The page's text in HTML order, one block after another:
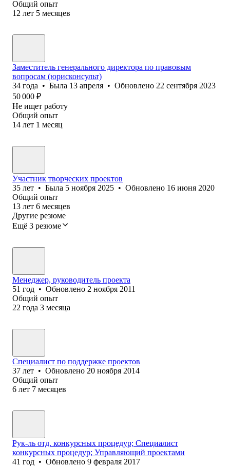
Общий опыт
12 лет 5 месяцев
Заместитель генерального директора по правовым
вопросам (юрисконсульт)
34 года • Была 13 апреля • Обновлено 22 сентября 2023
50 000 ₽
Не ищет работу
Общий опыт
14 лет 1 месяц
Участник творческих проектов
35 лет • Была 5 ноября 2025 • Обновлено 16 июня 2020
Общий опыт
13 лет 6 месяцев
Другие резюме
Ещё 3 резюме
Менеджер, руководитель проекта
51 год • Обновлено 2 ноября 2011
Общий опыт
22 года 3 месяца
Специалист по поддержке проектов
37 лет • Обновлено 20 ноября 2014
Общий опыт
6 лет 7 месяцев
Рук-ль отд. конкурсных процедур; Специалист
конкурсных процедур; Управляющий проектами
41 год • Обновлено 9 февраля 2017